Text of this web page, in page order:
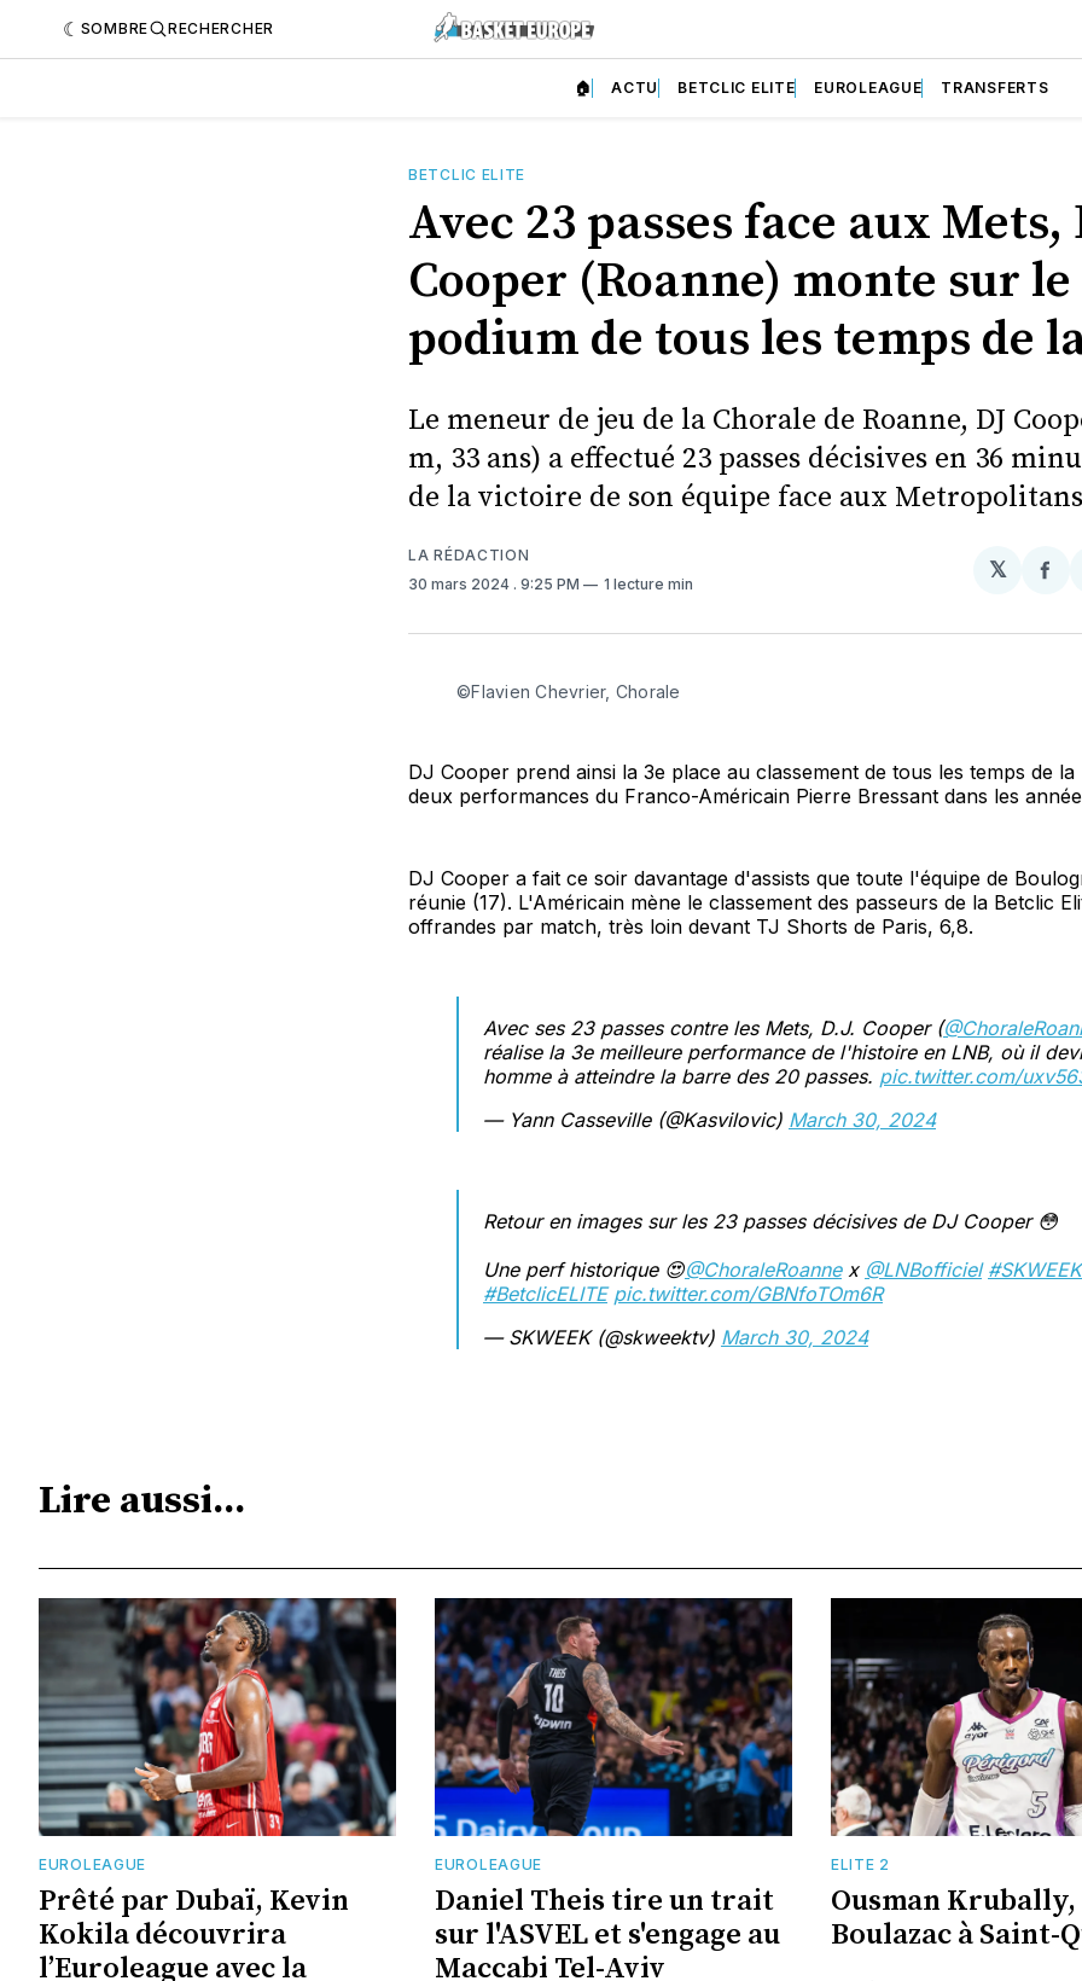
SOMBRE RECHERCHER
🏠 ACTU BETCLIC ELITE EUROLEAGUE TRANSFERTS
BETCLIC ELITE
Avec 23 passes face aux Mets,
Cooper (Roanne) monte sur le
podium de tous les temps de
Le meneur de jeu de la Chorale de Roanne, DJ
m, 33 ans) a effectué 23 passes décisives en 36
de la victoire de son équipe face aux Metropolitans
LA RÉDACTION
30 mars 2024 . 9:25 PM 1 lecture min
𝕏
©Flavien Chevrier, Chorale
DJ Cooper prend ainsi la 3e place au classement de tous les temps de
deux performances du Franco-Américain Pierre Bressant dans les
DJ Cooper a fait ce soir davantage d'assists que toute l'équipe de
réunie (17). L'Américain mène le classement des passeurs de la Betclic
offrandes par match, très loin devant TJ Shorts de Paris, 6,8.
Avec ses 23 passes contre les Mets, D.J. Cooper (
réalise la 3e meilleure performance de l'histoire en LNB, où il
homme à atteindre la barre des 20 passes. pic.twitter.com/
— Yann Casseville (@Kasvilovic) March 30, 2024
Retour en images sur les 23 passes décisives de DJ Cooper 😳
Une perf historique 😍@ChoraleRoannex @LNBofficiel
#BetclicELITE pic.twitter.com/GBNfoTOm6R
— SKWEEK (@skweektv) March 30, 2024
Lire aussi...
EUROLEAGUE
Prêté par Dubaï, Kevin
Kokila découvrira
l’Euroleague avec la
EUROLEAGUE
Daniel Theis tire un trait
sur l'ASVEL et s'engage au
Maccabi Tel-Aviv
ELITE 2
Ousman Krubally,
Boulazac à Saint-